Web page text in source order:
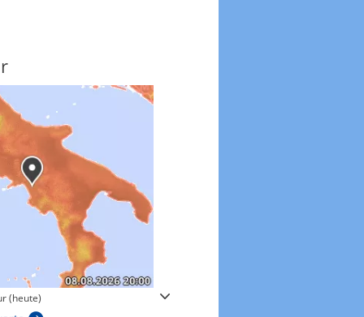
(heute) Windgeschwindigkeiten in 3h